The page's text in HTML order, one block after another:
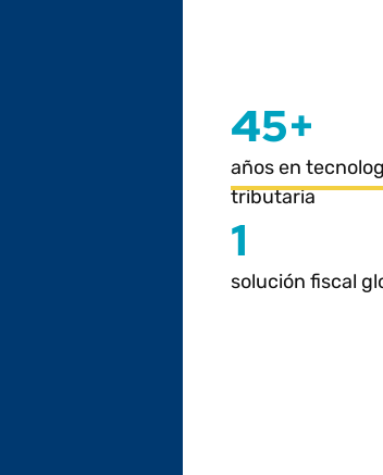
45+
años en
tributaria
1
solución fiscal